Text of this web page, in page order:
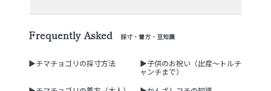
Frequently Asked 採寸・着方・豆知識
▶チマチョゴリの採寸方法
▶子供のお祝い（出産～トルチ
ャンチまで）